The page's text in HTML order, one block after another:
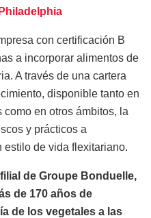
con certificación B
a incorporar alimentos de
A través de una cartera
disponible tanto en
como en otros ámbitos, la
y prácticos a
estilo de vida flexitariano.
de Groupe Bonduelle,
de 170 años de
de los vegetales a las